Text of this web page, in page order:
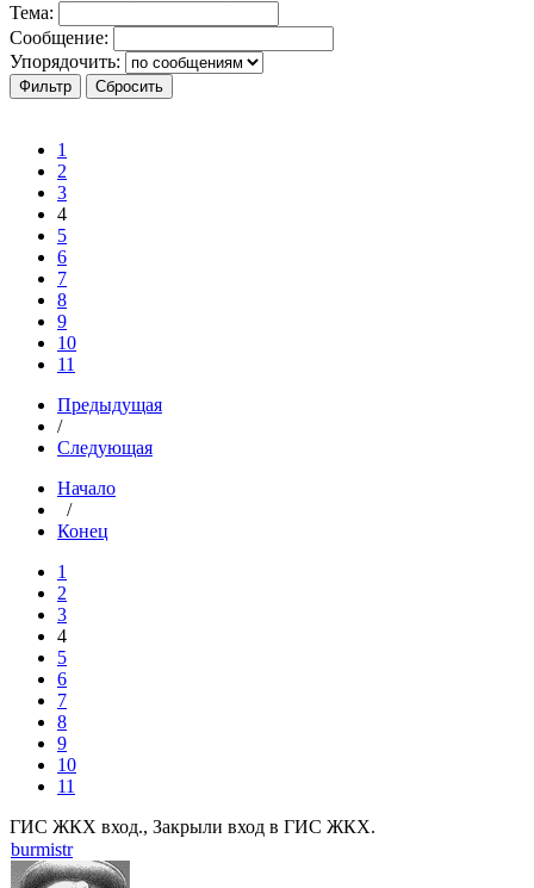
Тема:
Сообщение:
Упорядочить:
1
2
3
4
5
6
7
8
9
10
11
Предыдущая
/
Следующая
Начало
/
Конец
1
2
3
4
5
6
7
8
9
10
11
ГИС ЖКХ вход., Закрыли вход в ГИС ЖКХ.
burmistr